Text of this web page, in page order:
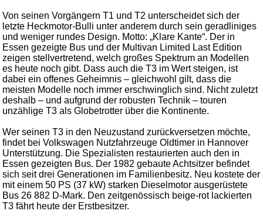
Von seinen Vorgängern T1 und T2 unterscheidet sich der
letzte Heckmotor-Bulli unter anderem durch sein geradliniges
und weniger rundes Design. Motto: „Klare Kante“. Der in
Essen gezeigte Bus und der Multivan Limited Last Edition
zeigen stellvertretend, welch großes Spektrum an Modellen
es heute noch gibt. Dass auch die T3 im Wert steigen, ist
dabei ein offenes Geheimnis – gleichwohl gilt, dass die
meisten Modelle noch immer erschwinglich sind. Nicht zuletzt
deshalb – und aufgrund der robusten Technik – touren
unzählige T3 als Globetrotter über die Kontinente.
Wer seinen T3 in den Neuzustand zurückversetzen möchte,
findet bei Volkswagen Nutzfahrzeuge Oldtimer in Hannover
Unterstützung. Die Spezialisten restaurierten auch den in
Essen gezeigten Bus. Der 1982 gebaute Achtsitzer befindet
sich seit drei Generationen im Familienbesitz. Neu kostete der
mit einem 50 PS (37 kW) starken Dieselmotor ausgerüstete
Bus 26 882 D-Mark. Den zeitgenössisch beige-rot lackierten
T3 fährt heute der Erstbesitzer.